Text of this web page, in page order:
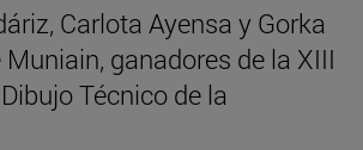
Carlota Ayensa y Gorka
Muniain, ganadores de la XIII
Técnico de la